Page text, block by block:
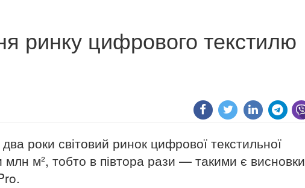
ринку цифрового текстилю
роки світовий ринок цифрової текстильної
млн м², тобто в півтора рази — такими є висновки